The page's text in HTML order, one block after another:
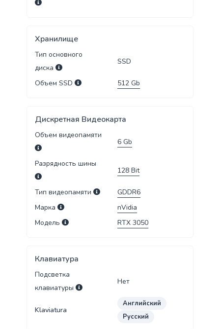
Хранилище
Тип основного
диска
SSD
Объем SSD 512 Gb
Дискретная Видеокарта
Объем видеопамяти
6 Gb
Разрядность шины
128 Bit
Тип видеопамяти
GDDR6
Марка
nVidia
Модель
RTX 3050
Клавиатура
Подсветка
клавиатуры
Нет
Klaviatura
Английский
Русский